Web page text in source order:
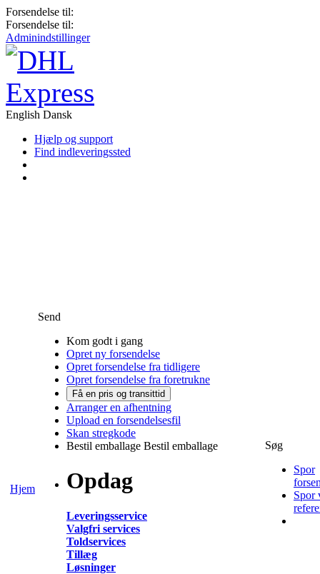
Forsendelse til:
Forsendelse til:
Adminindstillinger
English Dansk
Hjælp og support
Find indleveringssted
Hjem
Send
Kom godt i gang
Opret ny forsendelse
Opret forsendelse fra tidligere
Opret forsendelse fra foretrukne
Få en pris og transittid
Arranger en afhentning
Upload en forsendelsesfil
Skan stregkode
Bestil emballage Bestil emballage
Opdag
Leveringsservice
Valgfri services
Toldservices
Tillæg
Løsninger
Søg
Spor
Spor